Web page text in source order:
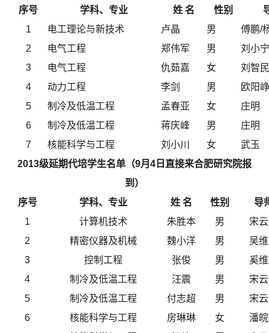
序号
学科、专业 姓 名 性别
1
电工理论与新技术 卢晶 男
傅鹏/
2
电气工程 郑伟军 男
刘小宁
3
电气工程 仇茹嘉 女
刘智民
4
动力工程 李剑 男
欧阳
5
制冷及低温工程 孟春亚 女
庄明
6
制冷及低温工程 蒋庆峰 男
庄明
7
核能科学与工程 刘小川 女
武玉
2013级延期代培学生名单（9月4日直接来合肥研究院报
到）
序号
学科、专业 姓 名 性别
导
1
计算机技术 朱胜本 男
宋
2
精密仪器及机械 魏小洋 男
吴
3
控制工程 张俊 男
奚
4
制冷及低温工程 汪震 男
宋
5
制冷及低温工程 付志超 男
宋
6
核能科学与工程 房琳琳 女
潘